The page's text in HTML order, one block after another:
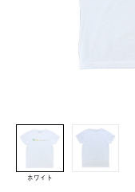
ホワイト